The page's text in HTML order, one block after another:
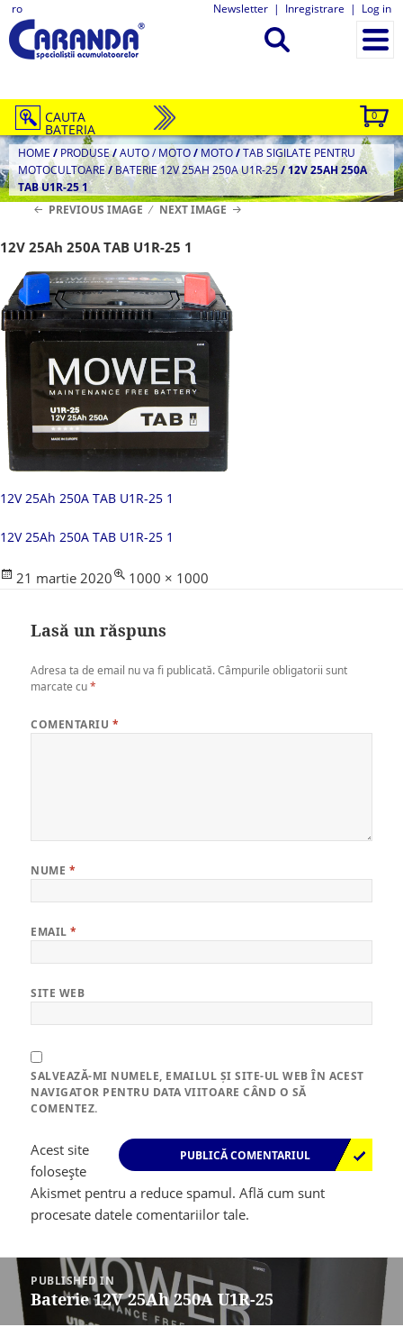
ro Newsletter | Inregistrare | Log in
0
CAUTA
BATERIA
HOME / PRODUSE/AUTO / MOTO/ MOTO/TAB SIGILATE PENTRU
MOTOCULTOARE/BATERIE 12V 25AH 250A U1R-25/12V 25AH 250A
TAB U1R-25 1
PREVIOUS IMAGE
NEXT IMAGE
12V 25Ah 250A TAB U1R-25 1
12V 25Ah 250A TAB U1R-25 1
12V 25Ah 250A TAB U1R-25 1
Posted
21 martie 2020
Full
1000 × 1000
Lasă un răspuns
Adresa ta de email nu va fi publicată. Câmpurile obligatorii sunt
marcate cu*
COMENTARIU *
NUME *
EMAIL*
SITE WEB
SALVEAZĂ-MI NUMELE, EMAILUL ȘI SITE-UL WEB ÎN ACEST
NAVIGATOR PENTRU DATA VIITOARE CÂND O SĂ
COMENTEZ.
Acest site
folosește
Akismet pentru a reduce spamul.Află cum sunt
procesate datele comentariilor tale.
Navigare
articole
PUBLISHED IN
Baterie 12V 25Ah 250A U1R-25